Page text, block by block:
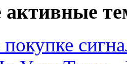
активные